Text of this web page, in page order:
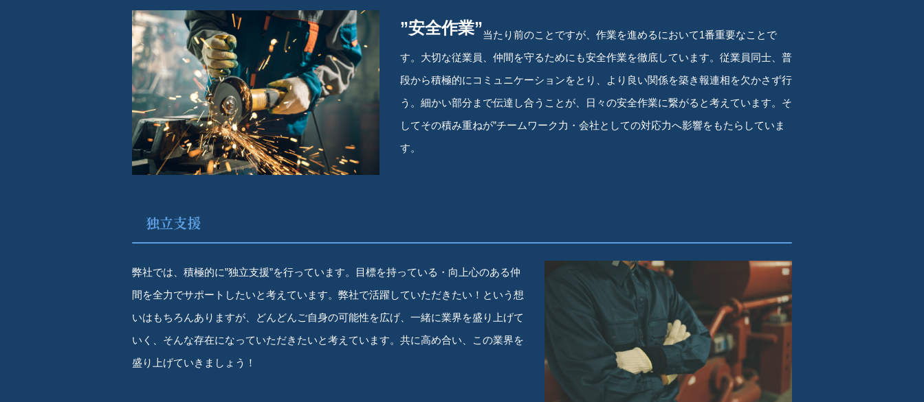
”安全作業”当たり前のことですが、作業を進めるにおいて1番重要なことで
す。大切な従業員、仲間を守るためにも安全作業を徹底しています。従業員同士、普
段から積極的にコミュニケーションをとり、より良い関係を築き報連相を欠かさず行
う。細かい部分まで伝達し合うことが、日々の安全作業に繋がると考えています。そ
してその積み重ねが”チームワーク力・会社としての対応力へ影響をもたらしていま
す。
独立支援
弊社では、積極的に”独立支援”を行っています。目標を持っている・向上心のある仲
間を全力でサポートしたいと考えています。弊社で活躍していただきたい！という想
いはもちろんありますが、どんどんご自身の可能性を広げ、一緒に業界を盛り上げて
いく、そんな存在になっていただきたいと考えています。共に高め合い、この業界を
盛り上げていきましょう！